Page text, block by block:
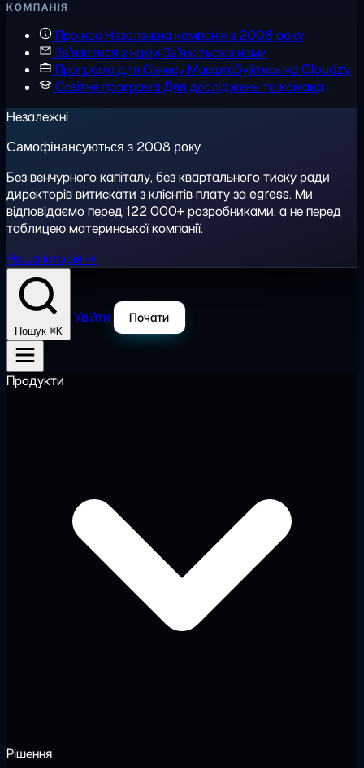
КОМПАНІЯ
Про насНезалежна компанія з 2008 року
Зв'язатися з нами Зв'яжіться з нами
Програма для бізнесуМасштабуйтесь на Cloudzy
Освітня програмаДля досліджень та команд
Незалежні
Самофінансуються з 2008 року
Без венчурного капіталу, без квартального тиску ради
директорів витискати з клієнтів плату за egress. Ми
відповідаємо перед 122 000+ розробниками, а не перед
таблицею материнської компанії.
Наша історія →
Пошук ⌘K
Увійти Почати
Продукти
Рішення